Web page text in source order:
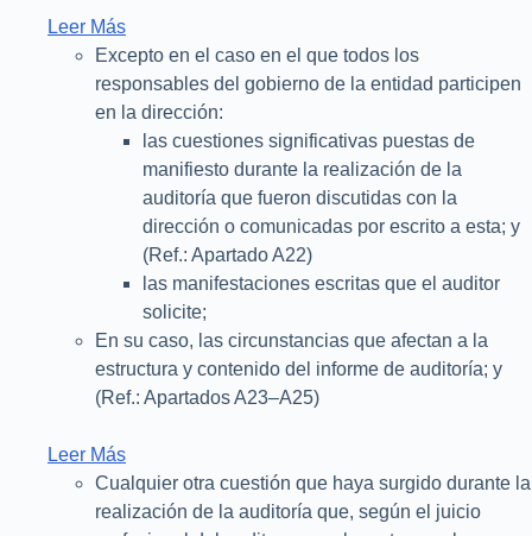
Leer Más
Excepto en el caso en el que todos los
responsables del gobierno de la entidad participen
en la dirección:
las cuestiones significativas puestas de
manifiesto durante la realización de la
auditoría que fueron discutidas con la
dirección o comunicadas por escrito a esta; y
(Ref.: Apartado A22)
las manifestaciones escritas que el auditor
solicite;
En su caso, las circunstancias que afectan a la
estructura y contenido del informe de auditoría; y
(Ref.: Apartados A23–A25)
Leer Más
Cualquier otra cuestión que haya surgido durante la
realización de la auditoría que, según el juicio